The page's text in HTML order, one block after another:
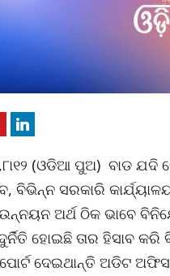
(ଓଡିଆ ପୁଅ) ବାଡ ଯଦି
ବିଭିନ୍ନ ସରକାରି
ଅର୍ଥ ଠିକ ଭାବେ
ହୋଇଛି ତାର ହିସାବ କରି
ଦେଇଥାନ୍ତି ଅଡିଟ